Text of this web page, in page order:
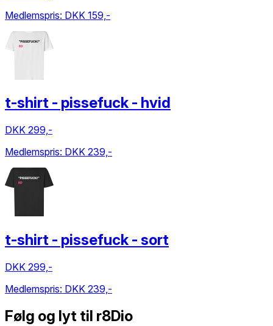
Medlemspris: DKK 159,-
t-shirt - pissefuck - hvid
DKK 299,-
Medlemspris: DKK 239,-
t-shirt - pissefuck - sort
DKK 299,-
Medlemspris: DKK 239,-
Følg og lyt til r8Dio